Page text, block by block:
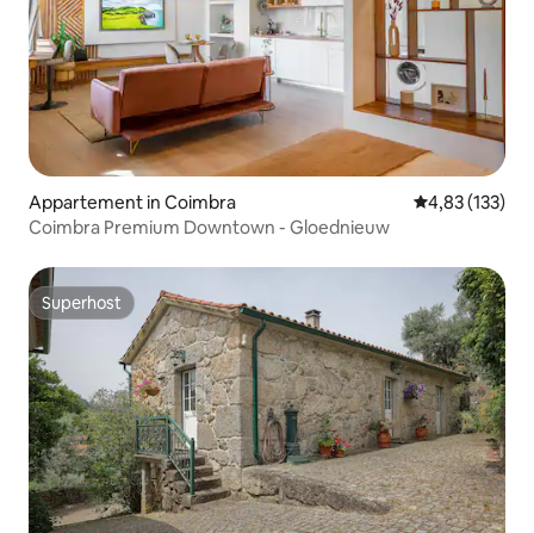
Appartement in Coimbra Gemiddelde
4,83 (133)
Coimbra Premium Downtown - Gloednieuw
Superhost
Superhost